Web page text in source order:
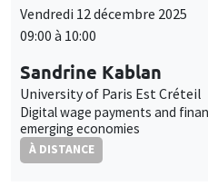
Vendredi 12 décembre 2025
09:00 à 10:00
Sandrine Kablan
University of Paris Est Créteil
Digital wage payments and
emerging economies
À DISTANCE